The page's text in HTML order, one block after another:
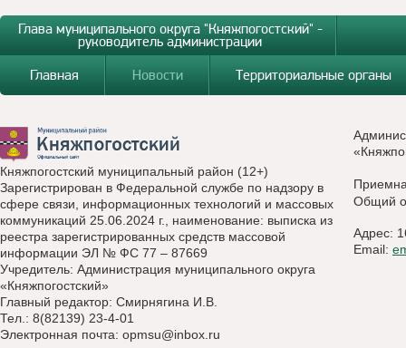
Глава муниципального округа "Княжпогостский" -
руководитель администрации
Главная
Новости Территориальные органы
Княжпогостский муниципальный район (12+)
Зарегистрирован в Федеральной службе по надзору в
сфере связи, информационных технологий и массовых
коммуникаций 25.06.2024 г., наименование: выписка из
реестра зарегистрированных средств массовой
информации ЭЛ № ФС 77 – 87669
Учредитель: Администрация муниципального округа
«Княжпогостский»
Главный редактор: Смирнягина И.В.
Тел.: 8(82139) 23-4-01
Электронная почта: opmsu@inbox.ru
Общий
Адрес:
Email: